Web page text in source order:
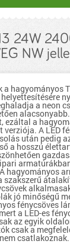
24W
NW
a hagyományos
a neon
ezáltal a
A LED
után pedig
a hosszú
hagyományos
szakszerű
jó minőségű
fénycsöves
a LED-es
az egyik
csak a
csatlakoznak.